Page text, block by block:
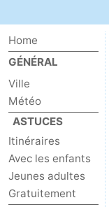
Home
GÉNÉRAL
Ville
Météo
ASTUCES
Itinéraires
Avec les enfants
Jeunes adultes
Gratuitement